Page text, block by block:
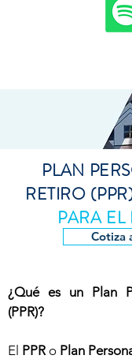
PLAN
RETIRO
PARA EL
Cotiza
¿Qué es un Plan
(PPR)?
El PPRo Plan